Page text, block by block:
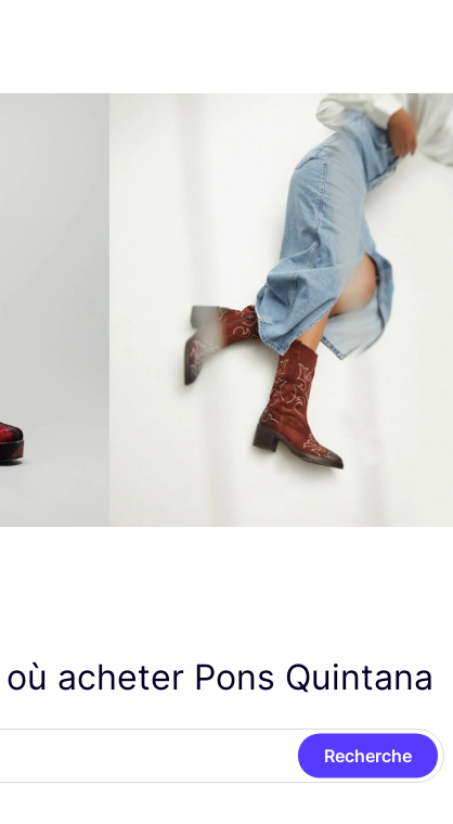
acheter Pons Quintana
Recherche